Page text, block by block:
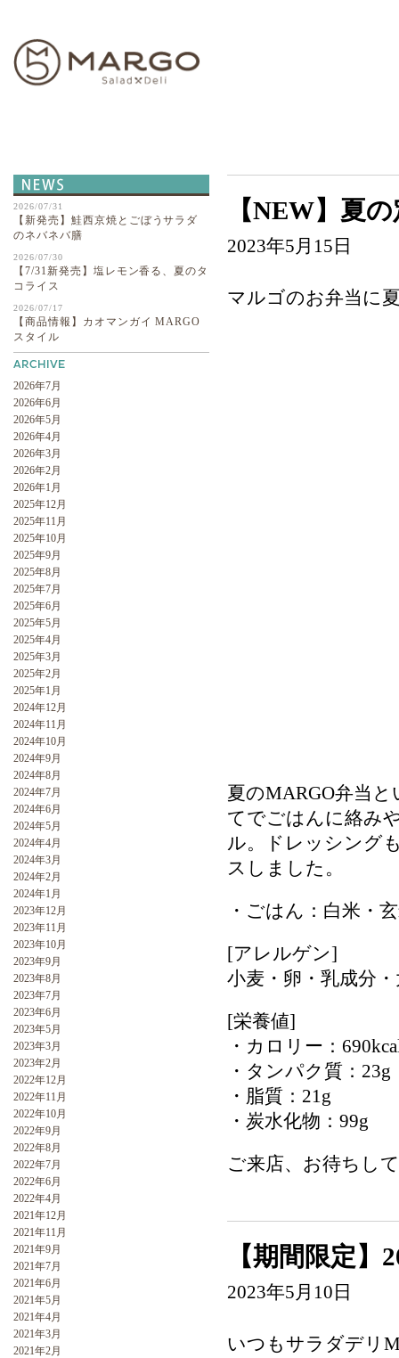
2026/07/31
【新発売】鮭西京焼とごぼうサラダ
のネバネバ膳
2026/07/30
【7/31新発売】塩レモン香る、夏のタ
コライス
2026/07/17
【商品情報】カオマンガイ MARGO
スタイル
2026年7月
2026年6月
2026年5月
2026年4月
2026年3月
2026年2月
2026年1月
2025年12月
2025年11月
2025年10月
2025年9月
2025年8月
2025年7月
2025年6月
2025年5月
2025年4月
2025年3月
2025年2月
2025年1月
2024年12月
2024年11月
2024年10月
2024年9月
2024年8月
2024年7月
2024年6月
2024年5月
2024年4月
2024年3月
2024年2月
2024年1月
2023年12月
2023年11月
2023年10月
2023年9月
2023年8月
2023年7月
2023年6月
2023年5月
2023年3月
2023年2月
2022年12月
2022年11月
2022年10月
2022年9月
2022年8月
2022年7月
2022年6月
2022年4月
2021年12月
2021年11月
2021年9月
2021年7月
2021年6月
2021年5月
2021年4月
2021年3月
2021年2月
【NEW】夏
2023年5月15日
マルゴのお弁当に
夏のMARGO弁当
てでごはんに絡み
ル。ドレッシング
スしました。
・ごはん：白米・
[アレルゲン]
小麦・卵・乳成分
[栄養値]
・カロリー：
・タンパク質：23g
・脂質：21g
・炭水化物：99g
ご来店、お待ちし
【期間限定
2023年5月10日
いつもサラダデリ